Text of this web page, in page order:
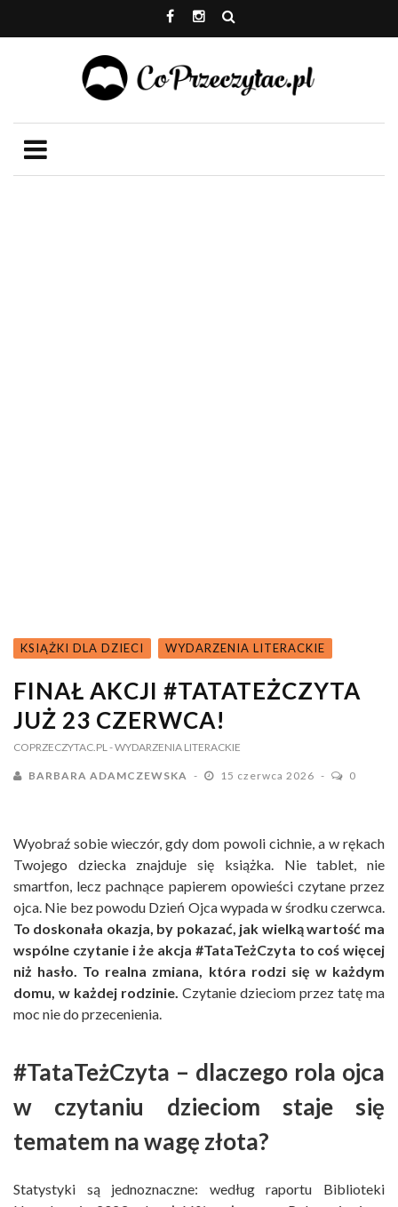
KSIĄŻKI DLA DZIECI WYDARZENIA LITERACKIE
FINAŁ AKCJI #TATATEŻCZYTA
JUŻ 23 CZERWCA!
COPRZECZYTAC.PL - WYDARZENIA LITERACKIE
BARBARA ADAMCZEWSKA 15 czerwca 2026 0
Wyobraź sobie wieczór, gdy dom powoli cichnie, a w rękach
Twojego dziecka znajduje się książka. Nie tablet, nie
smartfon, lecz pachnące papierem opowieści czytane przez
ojca. Nie bez powodu Dzień Ojca wypada w środku czerwca.
To doskonała okazja, by pokazać, jak wielką wartość ma
wspólne czytanie i że akcja #TataTeżCzyta to coś więcej
niż hasło. To realna zmiana, która rodzi się w każdym
domu, w każdej rodzinie. Czytanie dzieciom przez tatę ma
moc nie do przecenienia.
#TataTeżCzyta – dlaczego rola ojca
w czytaniu dzieciom staje się
tematem na wagę złota?
Statystyki są jednoznaczne: według raportu Biblioteki